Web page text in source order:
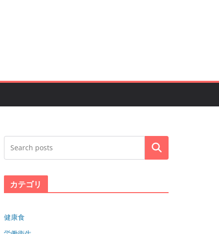
Search
カテゴリ
健康食